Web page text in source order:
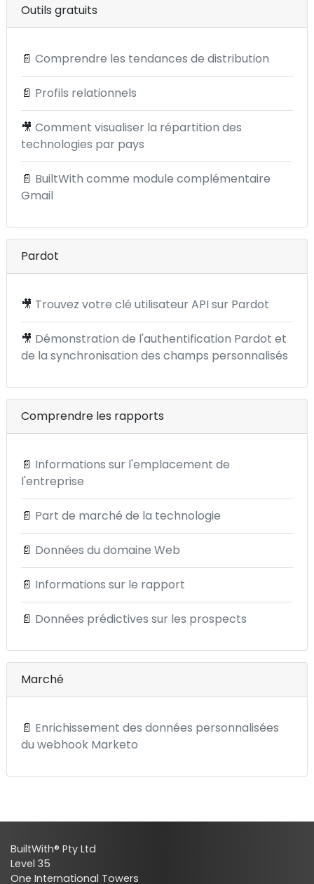
Outils gratuits
📄 Comprendre les tendances de distribution
📄 Profils relationnels
🎥 Comment visualiser la répartition des
technologies par pays
📄 BuiltWith comme module complémentaire
Gmail
Pardot
🎥 Trouvez votre clé utilisateur API sur Pardot
🎥 Démonstration de l'authentification Pardot et
de la synchronisation des champs personnalisés
Comprendre les rapports
📄 Informations sur l'emplacement de
l'entreprise
📄 Part de marché de la technologie
📄 Données du domaine Web
📄 Informations sur le rapport
📄 Données prédictives sur les prospects
Marché
📄 Enrichissement des données personnalisées
du webhook Marketo
BuiltWith® Pty Ltd
Level 35
One International Towers